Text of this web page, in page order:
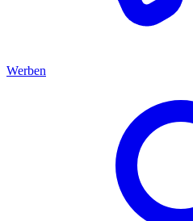
Werben